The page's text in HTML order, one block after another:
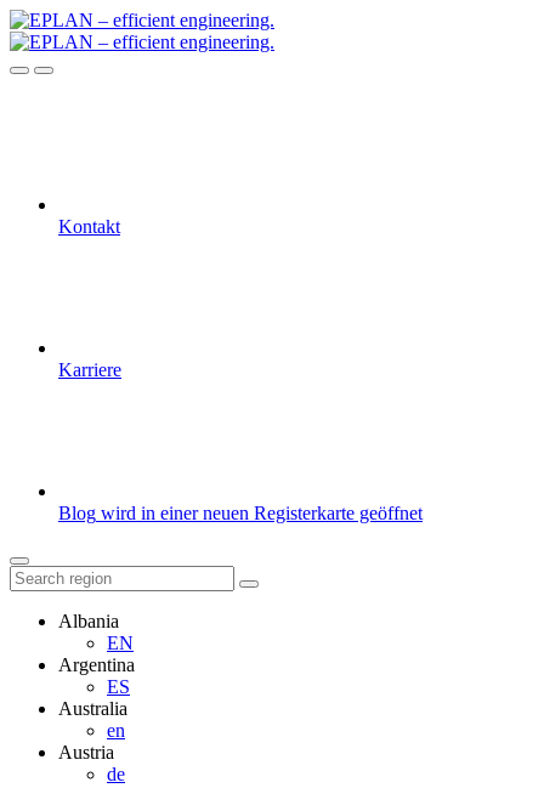
Kontakt
Karriere
Blog wird in einer neuen Registerkarte geöffnet
Albania
EN
Argentina
ES
Australia
en
Austria
de